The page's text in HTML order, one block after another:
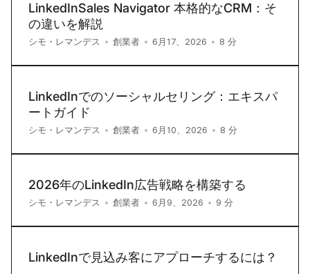
LinkedInSales Navigator 本格的なCRM：そ
の違いを解説
シモ・レマンデス • 創業者 • 6月17、2026 • 8 分
LinkedInでのソーシャルセリング：エキスパ
ートガイド
シモ・レマンデス • 創業者 • 6月10、2026 • 8 分
2026年のLinkedIn広告戦略を構築する
シモ・レマンデス • 創業者 • 6月9、2026 • 9 分
LinkedInで見込み客にアプローチするには？